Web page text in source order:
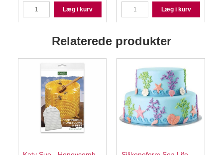
Læg i kurv Læg i kurv
Relaterede produkter